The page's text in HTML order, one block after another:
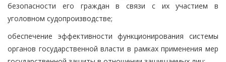
безопасности его граждан в связи с их участием в
уголовном судопроизводстве;
обеспечение эффективности функционирования системы
органов государственной власти в рамках применения мер